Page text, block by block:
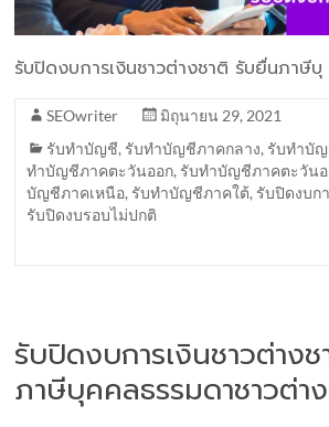
รับปิดงบการเงินชาวต่างชาติ รับยื่นภาษีบุ
SEOwriter
มิถุนายน 29, 2021
รับทำบัญชี, รับทำบัญชีภาคกลาง, รับทำบั
ทำบัญชีภาคตะวันออก, รับทำบัญชีภาคตะวันอ
บัญชีภาคเหนือ, รับทำบัญชีภาคใต้, รับปิดงบก
รับปิดงบรอบไม่ปกติ
รับปิดงบการเงินชาวต่าง
ภาษีบุคคลธรรมดาชาวต่า